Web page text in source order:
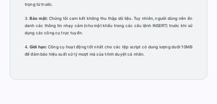
trọng từ trước.
3. Bảo mật: Chúng tôi cam kết không thu thập dữ liệu. Tuy nhiên, người dùng nên ẩn
danh các thông tin nhạy cảm (như mật khẩu trong các câu lệnh INSERT) trước khi sử
dụng các công cụ trực tuyến.
4. Giới hạn: Công cụ hoạt động tốt nhất cho các tệp script có dung lượng dưới 10MB
để đảm bảo hiệu suất xử lý mượt mà của trình duyệt cá nhân.